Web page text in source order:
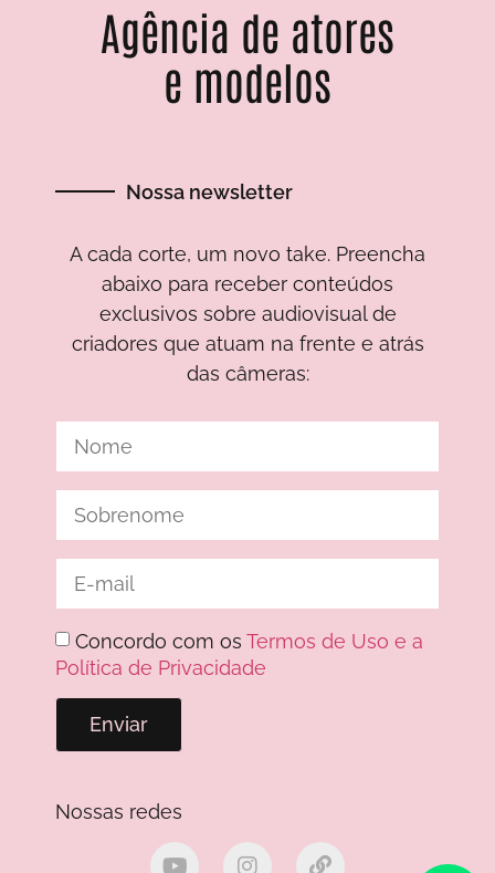
Agência de atores
e modelos
Nossa newsletter
A cada corte, um novo take. Preencha
abaixo para receber conteúdos
exclusivos sobre audiovisual de
criadores que atuam na frente e atrás
das câmeras:
Concordo com os Termos de Uso e a
Política de Privacidade
Enviar
Nossas redes